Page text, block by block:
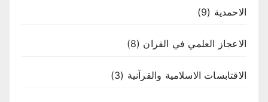
الاحمدية (9)
الاعجاز العلمي في القران (8)
الاقتابسات الاسلامية والقرآنية (3)